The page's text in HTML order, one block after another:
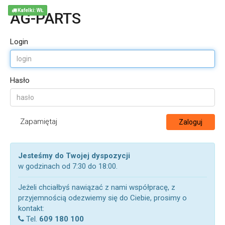
AG-PARTS
Login
Hasło
Zapamiętaj Zaloguj
Jesteśmy do Twojej dyspozycji
w godzinach od 7:30 do 18:00.
Jeżeli chciałbyś nawiązać z nami współpracę, z
przyjemnością odezwiemy się do Ciebie, prosimy o
kontakt:
Tel. 609 180 100
Kafelki: WŁ